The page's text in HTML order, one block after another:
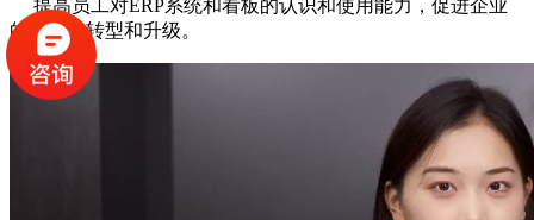
提高员工对ERP系统和看板的认识和使用能力，促进企业
的数字化转型和升级。